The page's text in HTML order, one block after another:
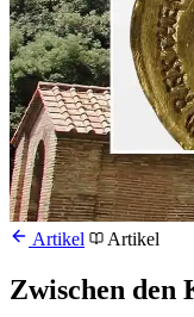
Artikel Artikel
Zwischen den